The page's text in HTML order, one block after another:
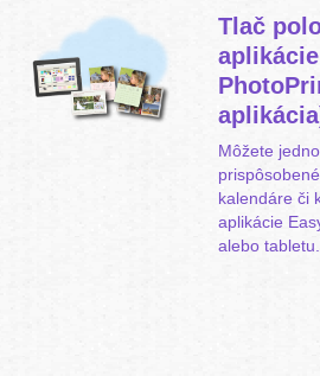
Tlač
aplikácie
Môžete
kalendáre či
aplikácie
alebo tabletu.